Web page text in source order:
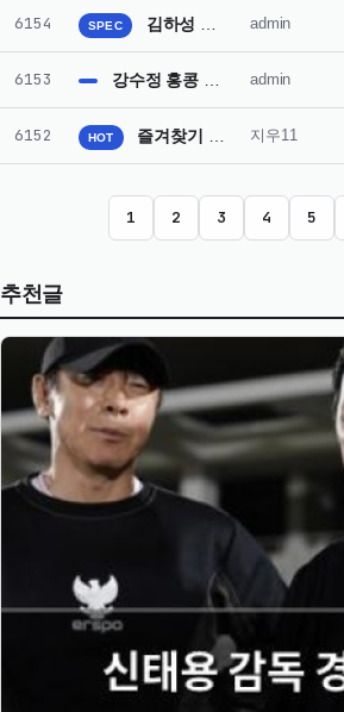
6154 SPEC 김하성 부상 복귀 후 주전 자리 되찾기 어려울 듯 admin
6153 강수정 홍콩 일상 공개 아들 수업 기다리며 카페에서 휴식 admin
6152 HOT 즐겨찾기 모음, 분야별로 정리해 필요한 정보를 빠르게 찾는 방법 지우11
1 2 3 4 5
추천글